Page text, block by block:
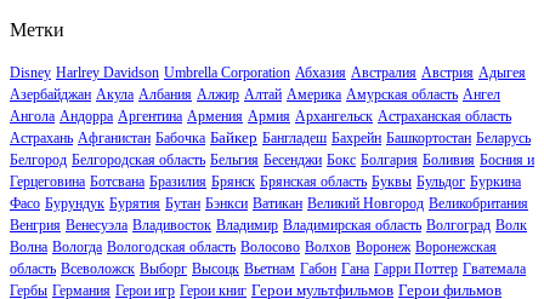
Метки
Disney Harlrey Davidson Umbrella Corporation Абхазия Австралия Австрия Адыгея
Азербайджан Акула Албания Алжир Алтай Америка Амурская область Ангел
Ангола Андорра Аргентина Армения Армия Архангельск Астраханская область
Астрахань Афганистан Бабочка Байкер Бангладеш Бахрейн Башкортостан Беларусь
Белгород Белгородская область Бельгия Бесенджи Бокс Болгария Боливия Босния и
Герцеговина Ботсвана Бразилия Брянск Брянская область Буквы Бульдог Буркина
Фасо Бурундук Бурятия Бутан Бэнкси Ватикан Великий Новгород Великобритания
Венгрия Венесуэла Владивосток Владимир Владимирская область Волгоград Волк
Волна Вологда Вологодская область Волосово Волхов Воронеж Воронежская
область Всеволожск Выборг Высоцк Вьетнам Габон Гана Гарри Поттер Гватемала
Гербы Германия Герои игр Герои книг Герои мультфильмов Герои фильмов